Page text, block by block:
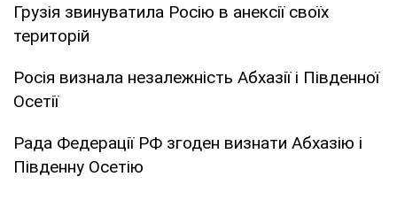
Грузія звинуватила Росію в анексії своїх
територій
Росія визнала незалежність Абхазії і Південної
Осетії
Рада Федерації РФ згоден визнати Абхазію і
Південну Осетію